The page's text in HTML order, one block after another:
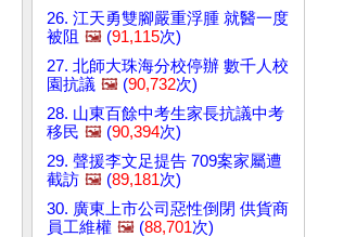
26. 江天勇雙腳嚴重浮腫 就醫一度
被阻 🖼️ (91,115次)
27. 北師大珠海分校停辦 數千人校
園抗議 🖼️ (90,732次)
28. 山東百餘中考生家長抗議中考
移民 🖼️ (90,394次)
29. 聲援李文足提告 709案家屬遭
截訪 🖼️ (89,181次)
30. 廣東上市公司惡性倒閉 供貨商
員工維權 🖼️ (88,701次)